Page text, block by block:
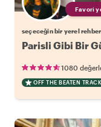
Favori
seçeceğin bir yerel
Parisli Gibi Bir
1080
OFF THE BEATEN TRACK